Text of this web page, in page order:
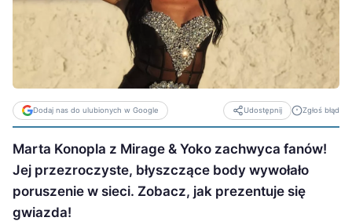
Dodaj nas do ulubionych w Google Udostępnij Zgłoś błąd
Marta Konopla z Mirage & Yoko zachwyca fanów!
Jej przezroczyste, błyszczące body wywołało
poruszenie w sieci. Zobacz, jak prezentuje się
gwiazda!